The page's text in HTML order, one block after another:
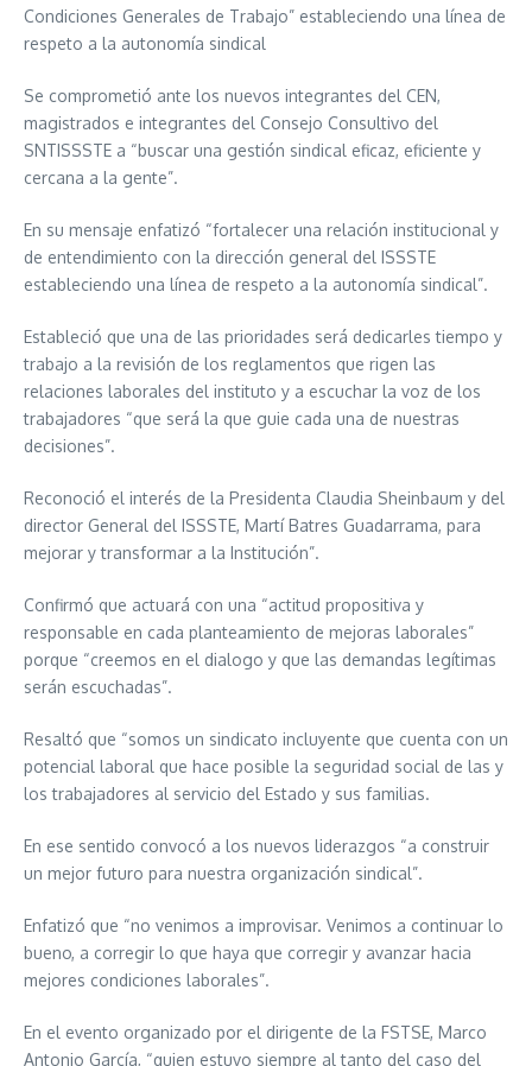
Condiciones Generales de Trabajo” estableciendo una línea de
respeto a la autonomía sindical
Se comprometió ante los nuevos integrantes del CEN,
magistrados e integrantes del Consejo Consultivo del
SNTISSSTE a “buscar una gestión sindical eficaz, eficiente y
cercana a la gente”.
En su mensaje enfatizó “fortalecer una relación institucional y
de entendimiento con la dirección general del ISSSTE
estableciendo una línea de respeto a la autonomía sindical”.
Estableció que una de las prioridades será dedicarles tiempo y
trabajo a la revisión de los reglamentos que rigen las
relaciones laborales del instituto y a escuchar la voz de los
trabajadores “que será la que guie cada una de nuestras
decisiones”.
Reconoció el interés de la Presidenta Claudia Sheinbaum y del
director General del ISSSTE, Martí Batres Guadarrama, para
mejorar y transformar a la Institución”.
Confirmó que actuará con una “actitud propositiva y
responsable en cada planteamiento de mejoras laborales”
porque “creemos en el dialogo y que las demandas legítimas
serán escuchadas”.
Resaltó que “somos un sindicato incluyente que cuenta con un
potencial laboral que hace posible la seguridad social de las y
los trabajadores al servicio del Estado y sus familias.
En ese sentido convocó a los nuevos liderazgos “a construir
un mejor futuro para nuestra organización sindical”.
Enfatizó que “no venimos a improvisar. Venimos a continuar lo
bueno, a corregir lo que haya que corregir y avanzar hacia
mejores condiciones laborales”.
En el evento organizado por el dirigente de la FSTSE, Marco
Antonio García, “quien estuvo siempre al tanto del caso del